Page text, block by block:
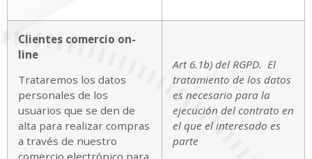
Clientes comercio on-
line
Trataremos los datos
personales de los
usuarios que se den de
alta para realizar compras
a través de nuestro
Art 6.1b) del RGPD. El
tratamiento de los datos
es necesario para la
ejecución del contrato en
el que el interesado es
parte